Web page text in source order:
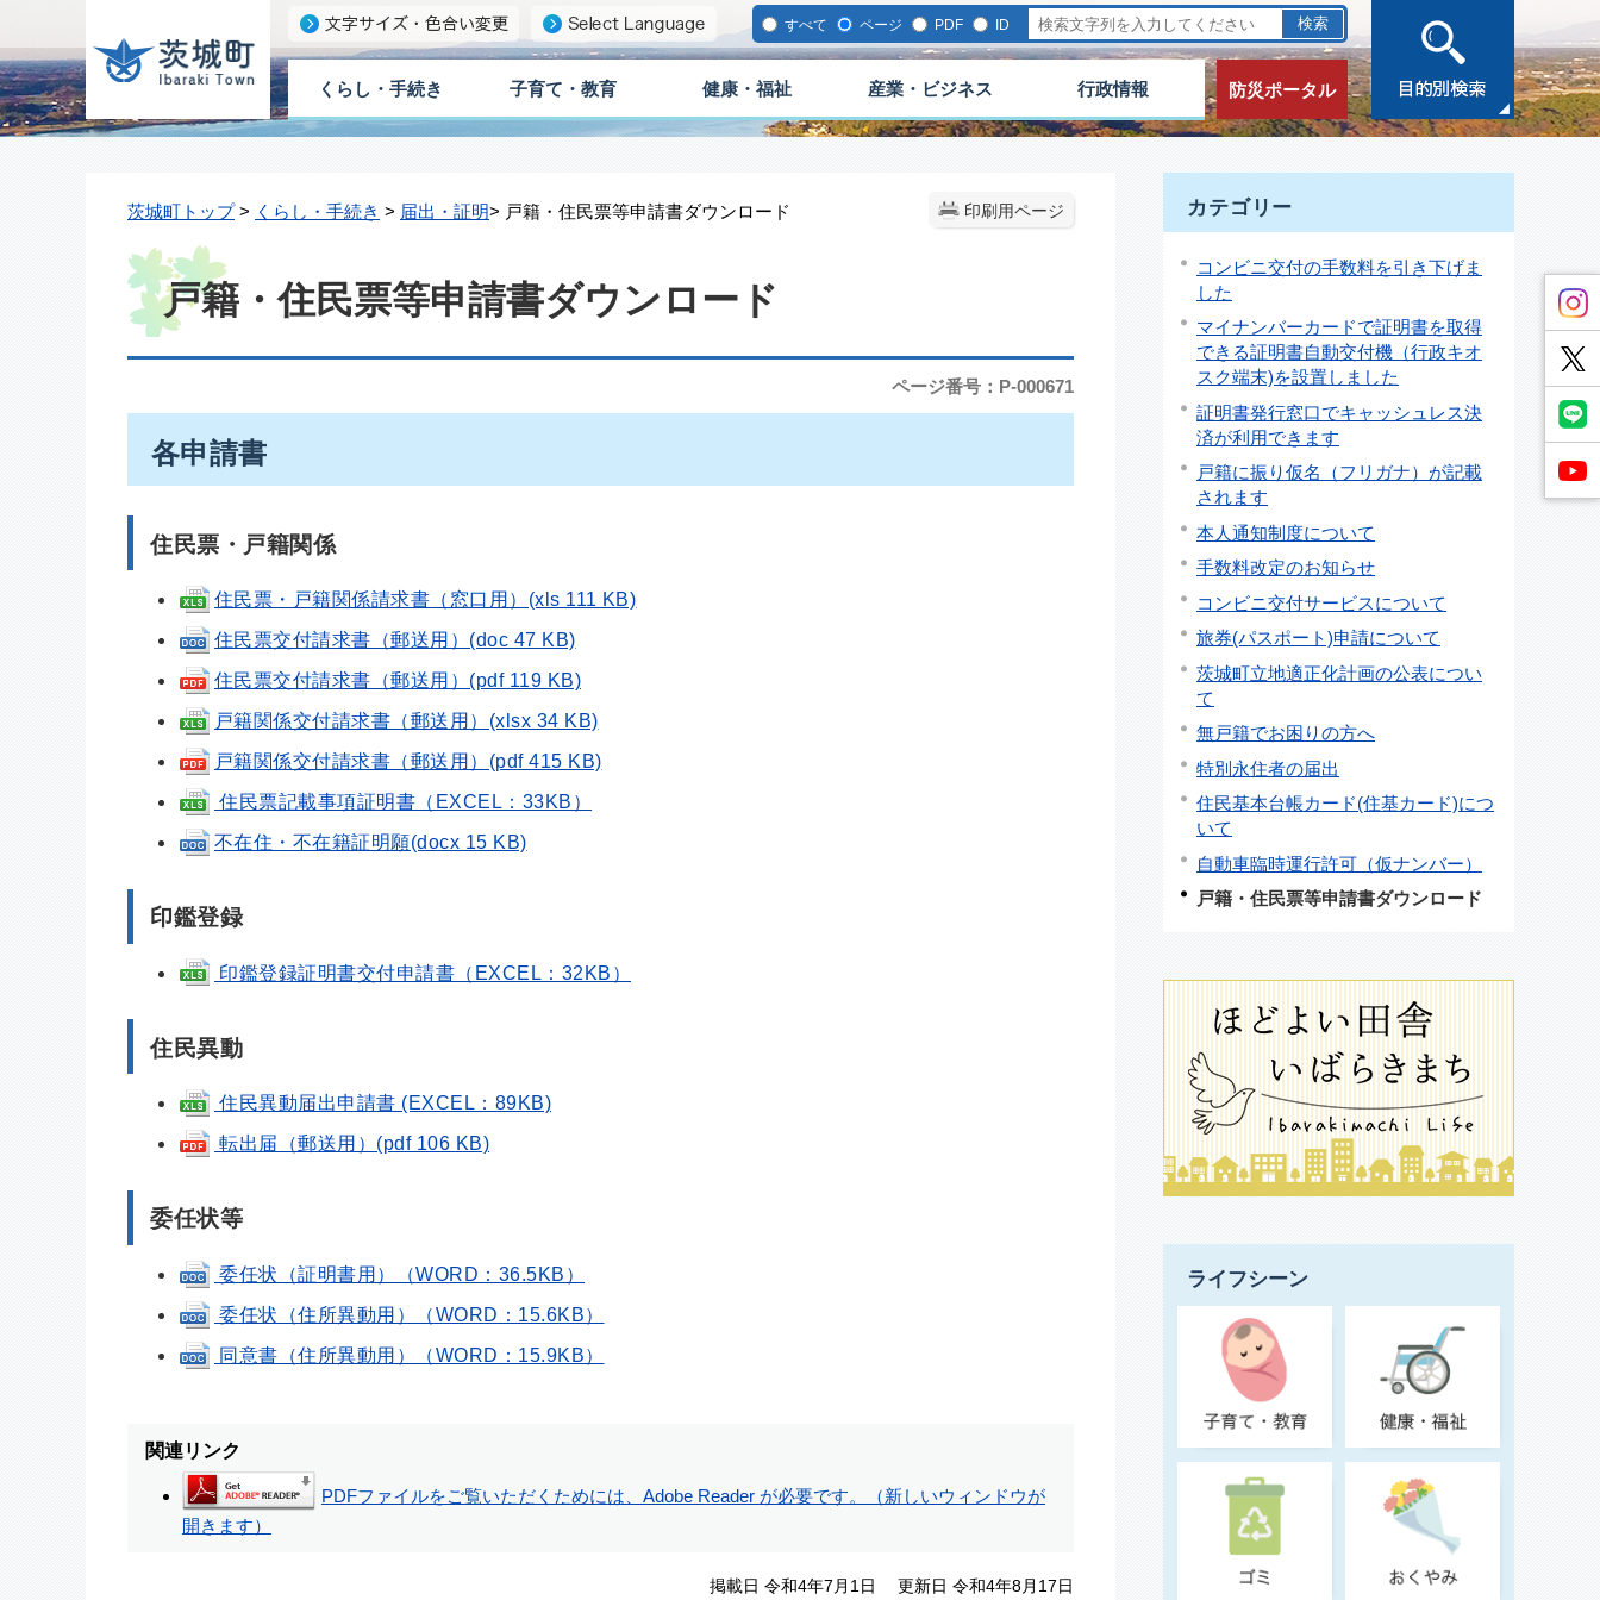
すべて ページ PDF ID
くらし・手続き 子育て・教育 健康・福祉 産業・ビジネス 行政情報 防災ポータル
印刷用ページ
茨城町トップ> くらし・手続き > 届出・証明> 戸籍・住民票等申請書ダウンロード
戸籍・住民票等申請書ダウンロード
ページ番号：P-000671
各申請書
住民票・戸籍関係
住民票・戸籍関係請求書（窓口用）(xls 111 KB)
住民票交付請求書（郵送用）(doc 47 KB)
住民票交付請求書（郵送用）(pdf 119 KB)
戸籍関係交付請求書（郵送用）(xlsx 34 KB)
戸籍関係交付請求書（郵送用）(pdf 415 KB)
住民票記載事項証明書（EXCEL：33KB）
不在住・不在籍証明願(docx 15 KB)
印鑑登録
印鑑登録証明書交付申請書（EXCEL：32KB）
住民異動
住民異動届出申請書 (EXCEL：89KB)
転出届（郵送用）(pdf 106 KB)
委任状等
委任状（証明書用）（WORD：36.5KB）
委任状（住所異動用）（WORD：15.6KB）
同意書（住所異動用）（WORD：15.9KB）
関連リンク
PDFファイルをご覧いただくためには、Adobe Reader が必要です。（新しいウィンドウが
開きます）
掲載日 令和4年7月1日 更新日 令和4年8月17日
カテゴリー
コンビニ交付の手数料を引き下げま
した
マイナンバーカードで証明書を取得
できる証明書自動交付機（行政キオ
スク端末)を設置しました
証明書発行窓口でキャッシュレス決
済が利用できます
戸籍に振り仮名（フリガナ）が記載
されます
本人通知制度について
手数料改定のお知らせ
コンビニ交付サービスについて
旅券(パスポート)申請について
茨城町立地適正化計画の公表につい
て
無戸籍でお困りの方へ
特別永住者の届出
住民基本台帳カード(住基カード)につ
いて
自動車臨時運行許可（仮ナンバー）
戸籍・住民票等申請書ダウンロード
ライフシーン